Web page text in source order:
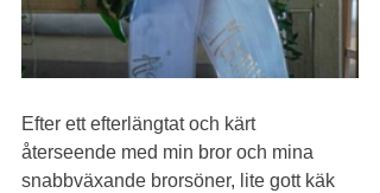
Efter ett efterlängtat och kärt
återseende med min bror och mina
snabbväxande brorsöner, lite gott käk